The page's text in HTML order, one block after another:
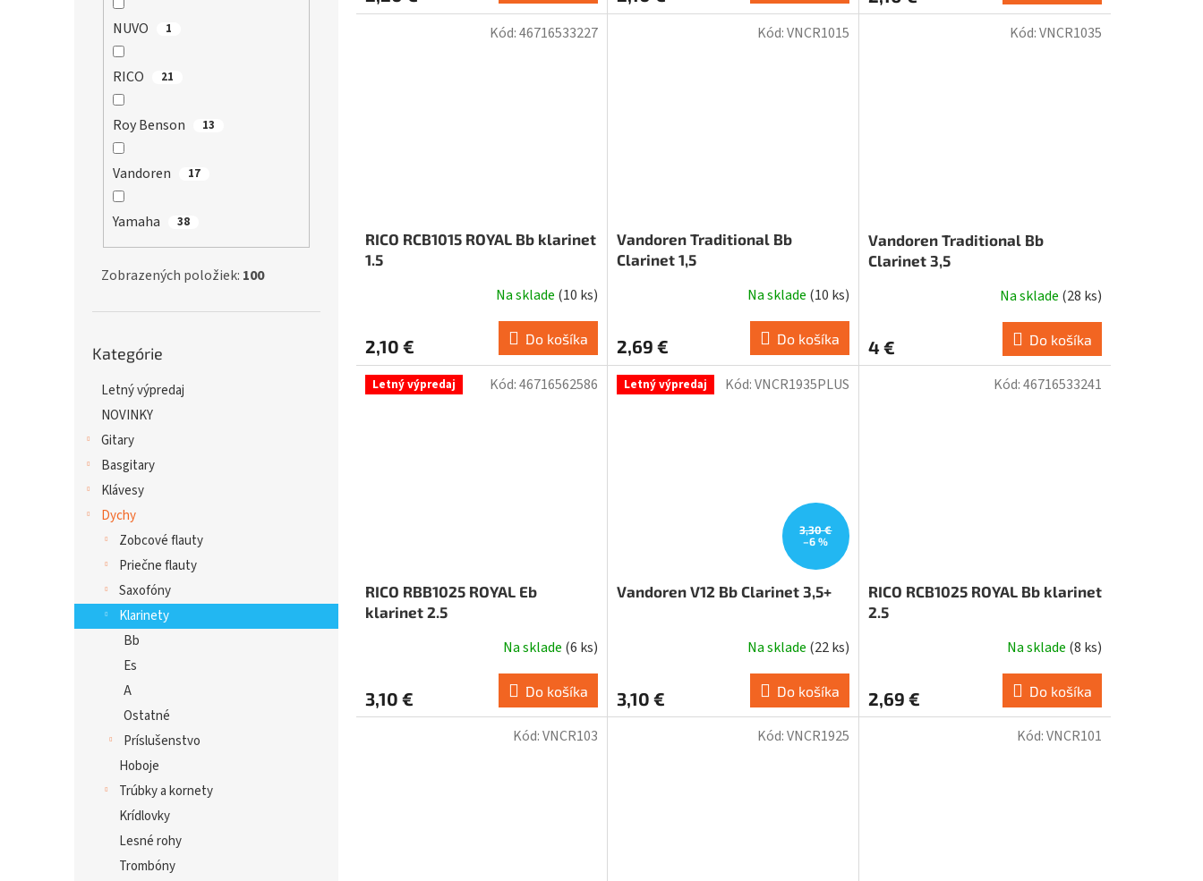
NUVO 1
RICO 21
Roy Benson 13
Vandoren 17
Yamaha 38
Zobrazených položiek: 100
kategórie
Kategórie
Letný výpredaj
NOVINKY
Gitary
Basgitary
Klávesy
Dychy
Zobcové flauty
Priečne flauty
Saxofóny
Klarinety
Bb
Es
A
Ostatné
Príslušenstvo
Hoboje
Trúbky a kornety
Krídlovky
Lesné rohy
Trombóny
RICO RCB1015 ROYAL Bb klarinet
1.5
Na sklade (10 ks)
2,10 € Do košíka
Kód:46716533227
Vandoren Traditional Bb
Clarinet 1,5
Na sklade (10 ks)
2,69 € Do košíka
Kód:VNCR1015
Vandoren Traditional Bb
Clarinet 3,5
Na sklade (28 ks)
4 € Do košíka
Kód:VNCR1035
Letný výpredaj
RICO RBB1025 ROYAL Eb
klarinet 2.5
Na sklade (6 ks)
3,10 € Do košíka
Kód:46716562586 Letný výpredaj
3,30 €
–6 %
Vandoren V12 Bb Clarinet 3,5+
Na sklade (22 ks)
3,10 € Do košíka
Kód:VNCR1935PLUS
RICO RCB1025 ROYAL Bb klarinet
2.5
Na sklade (8 ks)
2,69 € Do košíka
Kód:46716533241
Kód:VNCR103 Kód:VNCR1925 Kód:VNCR101